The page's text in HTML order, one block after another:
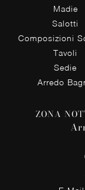
Madie
Salotti
Composizioni
Tavoli
Sedie
Arredo
ZONA